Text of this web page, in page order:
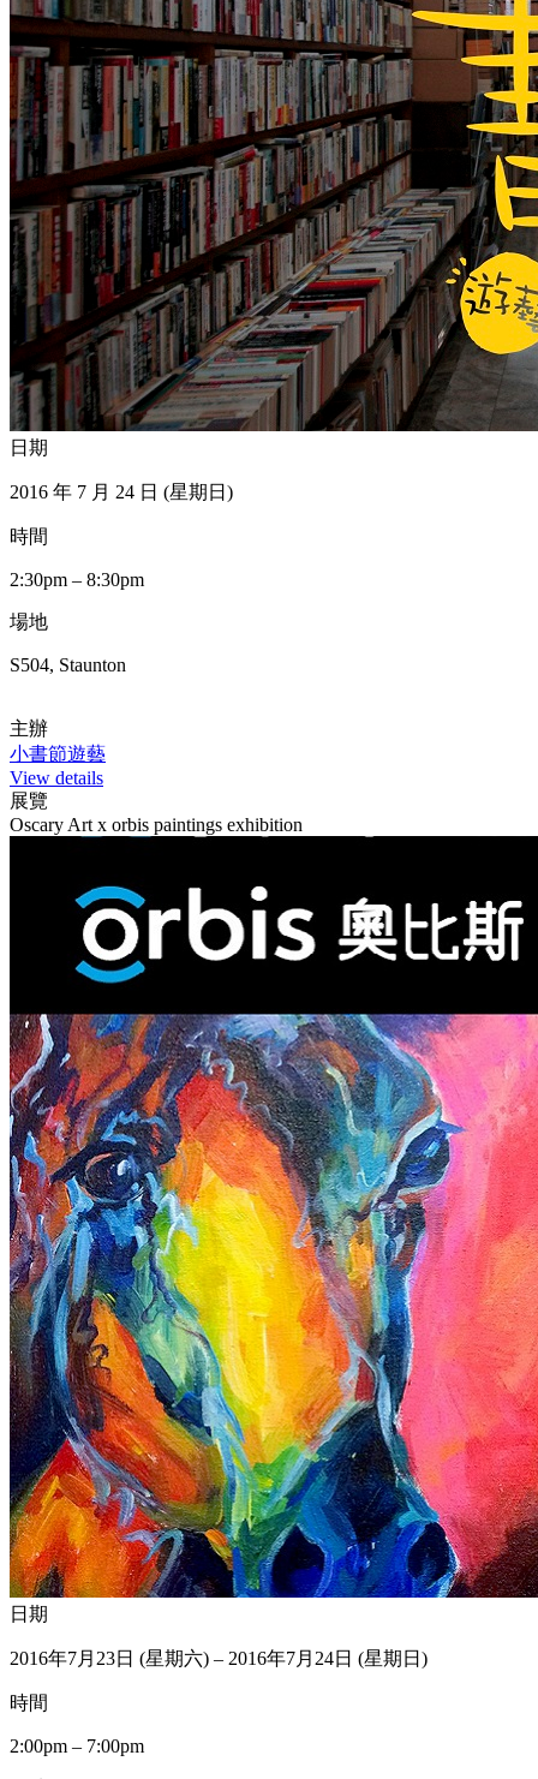
日期
2016 年 7 月 24 日 (星期日)
時間
2:30pm – 8:30pm
場地
S504, Staunton
主辦
小書節遊藝
View details
展覽
Oscary Art x orbis paintings exhibition
日期
2016年7月23日 (星期六) – 2016年7月24日 (星期日)
時間
2:00pm – 7:00pm